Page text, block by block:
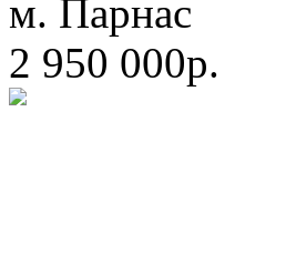
м. Парнас
2 950 000р.